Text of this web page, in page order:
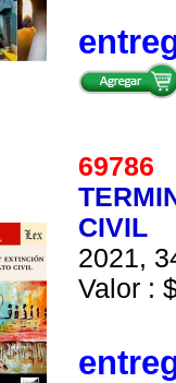
69786
CIVIL
2021,
Valor :